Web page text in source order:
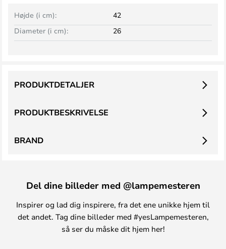
Højde (i cm):
42
Diameter (i cm):
26
PRODUKTBESKRIVELSE
PRODUKTDETALJER
BRAND
Del dine billeder med @lampemesteren
Inspirer og lad dig inspirere, fra det ene unikke hjem til
det andet. Tag dine billeder med #yesLampemesteren,
så ser du måske dit hjem her!